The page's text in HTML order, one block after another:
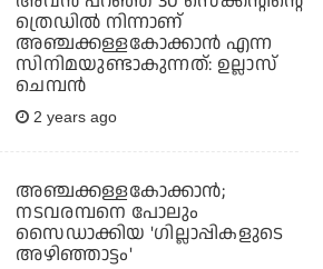
ത്രെഡില്‍ നിന്നാണ്
അഞ്ചക്കള്ളകോക്കാന്‍ എന്ന
സിനിമയുണ്ടാകുന്നത്: ഉല്ലാസ്
ചെമ്പന്‍
2 years ago
അഞ്ചക്കള്ളകോക്കാന്‍;
നടവരമ്പനെ പോലും
സൈഡാക്കിയ 'ഗില്ലാപ്പികളുടെ
അഴിഞ്ഞാട്ടം'